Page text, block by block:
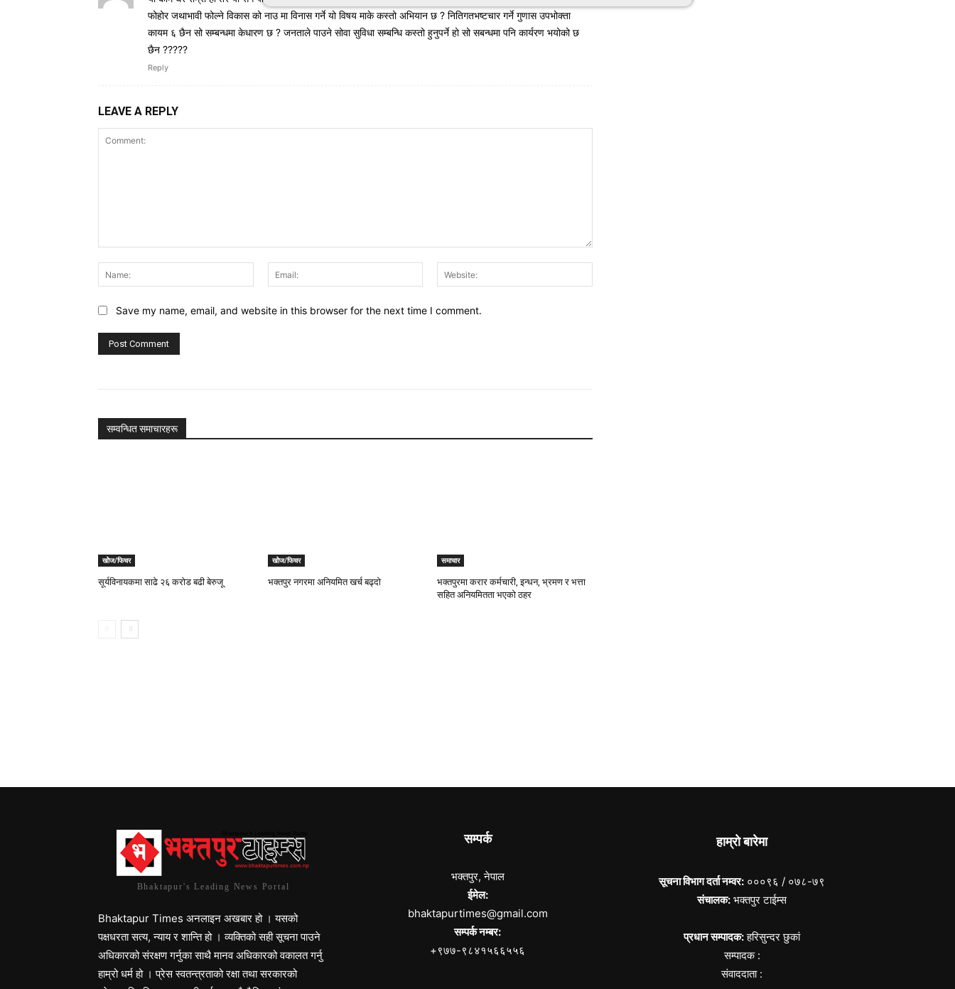
फोहोर जथाभावी फोल्ने विकास को नाउ मा विनास गर्ने यो विषय माके कस्तो अभियान छ ? नितिगतभष्टचार गर्ने गुणास उपभोक्ता
कायम ६ छैन सो सम्बन्धमा केधारण छ ? जनताले पाउने सोवा सुविधा सम्बन्धि कस्तो हुनुपर्ने हो सो सबन्धमा पनि कार्यरण भयोको छ
छैन ?????
Reply
LEAVE A REPLY
Name:
Email:
Save my name, email, and website in this browser for the next time I comment.
सम्वन्धित समाचारहरू
खोेज/फिचर
सूर्यविनायकमा साढे २६ करोड बढी बेरुजू
खोेज/फिचर
भक्तपुर नगरमा अनियमित खर्च बढ्दाे
समाचार
भक्तपुरमा करार कर्मचारी, इन्धन, भ्रमण र भत्ता
सहित अनियमितता भएकाे ठहर
Bhaktapur's Leading News Portal
Bhaktapur Times अनलाइन अखबार हो । यसको
पक्षधरता सत्य, न्याय र शान्ति हो । व्यक्तिको सही सूचना पाउने
अधिकारको संरक्षण गर्नुका साथै मानव अधिकारको वकालत गर्नु
हाम्रो धर्म हो । प्रेस स्वतन्त्रताको रक्षा तथा सरकारको
सम्पर्क
भक्तपुर, नेपाल
ईमेल:
bhaktapurtimes@gmail.com
सम्पर्क नम्बर:
+९७७-९८४१५६६५५६
हाम्रो बारेमा
सूचना विभाग दर्ता नम्वर: ०००९६ / ०७८-७९
संचालक: भक्तपुर टाईम्स
प्रधान सम्पादक:हरिसुन्दर छुकां
सम्पादक :
संवाददाता :